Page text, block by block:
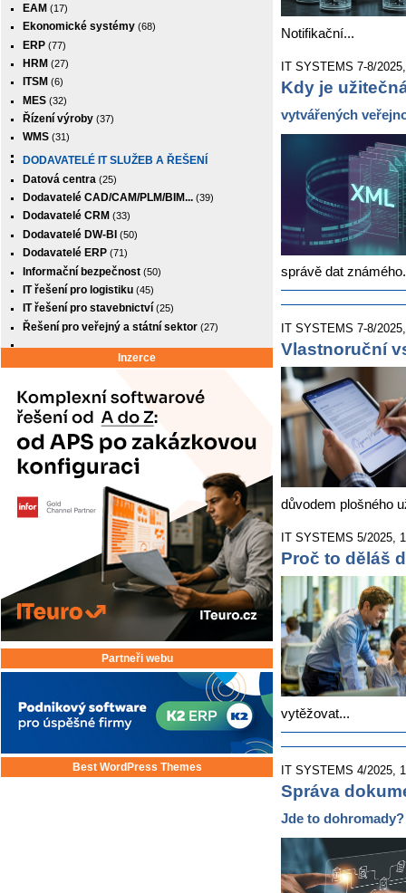
EAM (17)
Ekonomické systémy (68)
ERP (77)
HRM (27)
ITSM (6)
MES (32)
Řízení výroby (37)
WMS (31)
DODAVATELÉ IT SLUŽEB A ŘEŠENÍ
Datová centra (25)
Dodavatelé CAD/CAM/PLM/BIM... (39)
Dodavatelé CRM (33)
Dodavatelé DW-BI (50)
Dodavatelé ERP (71)
Informační bezpečnost (50)
IT řešení pro logistiku (45)
IT řešení pro stavebnictví (25)
Řešení pro veřejný a státní sektor (27)
Inzerce
Partneři webu
Best WordPress Themes
Notifikační...
IT SYSTEMS 7-8/
Kdy je
vytvářených
správě dat
IT SYSTEMS 7-8/
Vlastnoruční
důvodem plošného
IT SYSTEMS 5/2025,
Proč to děláš
vytěžovat...
IT SYSTEMS 4/2025,
Správa
Jde to dohromady?